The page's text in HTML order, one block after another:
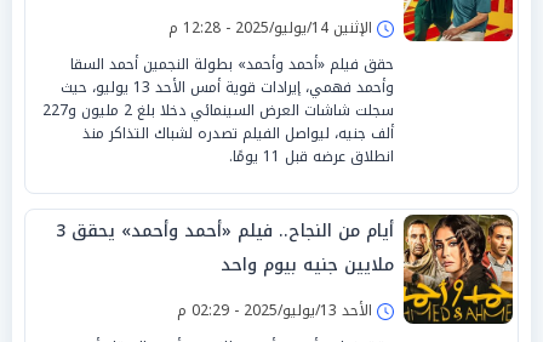
الإثنين 14/يوليو/2025 - 12:28 م
حقق فيلم «أحمد وأحمد» بطولة النجمين أحمد السقا
وأحمد فهمي، إيرادات قوية أمس الأحد 13 يوليو، حيث
سجلت شاشات العرض السينمائي دخلا بلغ 2 مليون و227
ألف جنيه، ليواصل الفيلم تصدره لشباك التذاكر منذ
انطلاق عرضه قبل 11 يومًا.
أيام من النجاح.. فيلم «أحمد وأحمد» يحقق 3
ملايين جنيه بيوم واحد
الأحد 13/يوليو/2025 - 02:29 م